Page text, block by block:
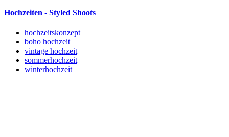
Hochzeiten - Styled Shoots
hochzeitskonzept
boho hochzeit
vintage hochzeit
sommerhochzeit
winterhochzeit